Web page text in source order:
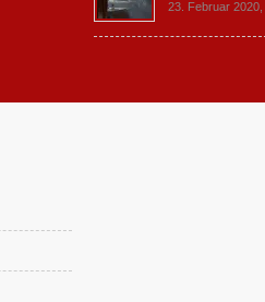
23. Februar 2020,